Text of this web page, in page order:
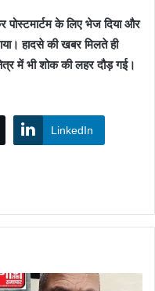
के लिए भेज दिया और
हादसे की खबर मिलते ही
में भी शोक की लहर दौड़ गई।
LinkedIn